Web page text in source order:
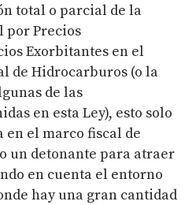
total o parcial de la
por Precios
Exorbitantes en el
de Hidrocarburos (o la
de las
en esta Ley), esto solo
el marco fiscal de
un detonante para atraer
en cuenta el entorno
hay una gran cantidad